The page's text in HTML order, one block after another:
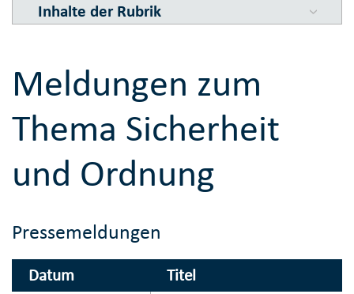
Inhalte der Rubrik
Meldungen zum
Thema Sicherheit
und Ordnung
Pressemeldungen
Datum Titel